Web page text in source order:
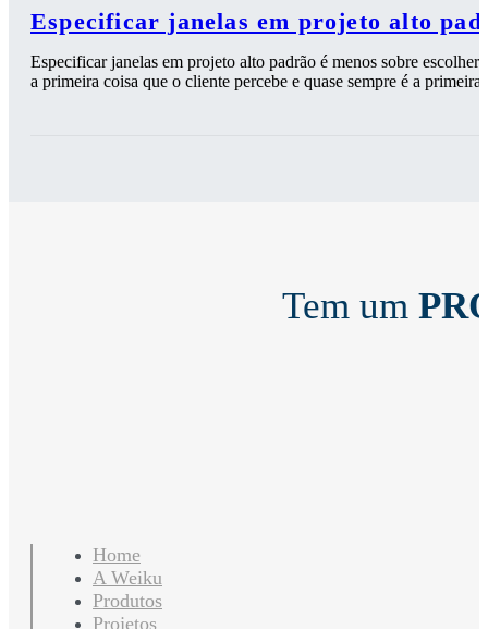
Especificar janelas em projeto alto
Especificar janelas em projeto alto padrão é menos sobre
a primeira coisa que o cliente percebe e quase sempre é a
Tem um
Home
A Weiku
Produtos
Projetos